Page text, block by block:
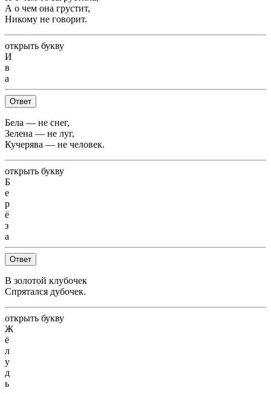
А о чем она грустит,
Никому не говорит.
открыть букву
И
в
а
Ответ
Бела — не снег,
Зелена — не луг,
Кучерява — не человек.
открыть букву
Б
е
р
ё
з
а
Ответ
В золотой клубочек
Спрятался дубочек.
открыть букву
Ж
ё
л
у
д
ь